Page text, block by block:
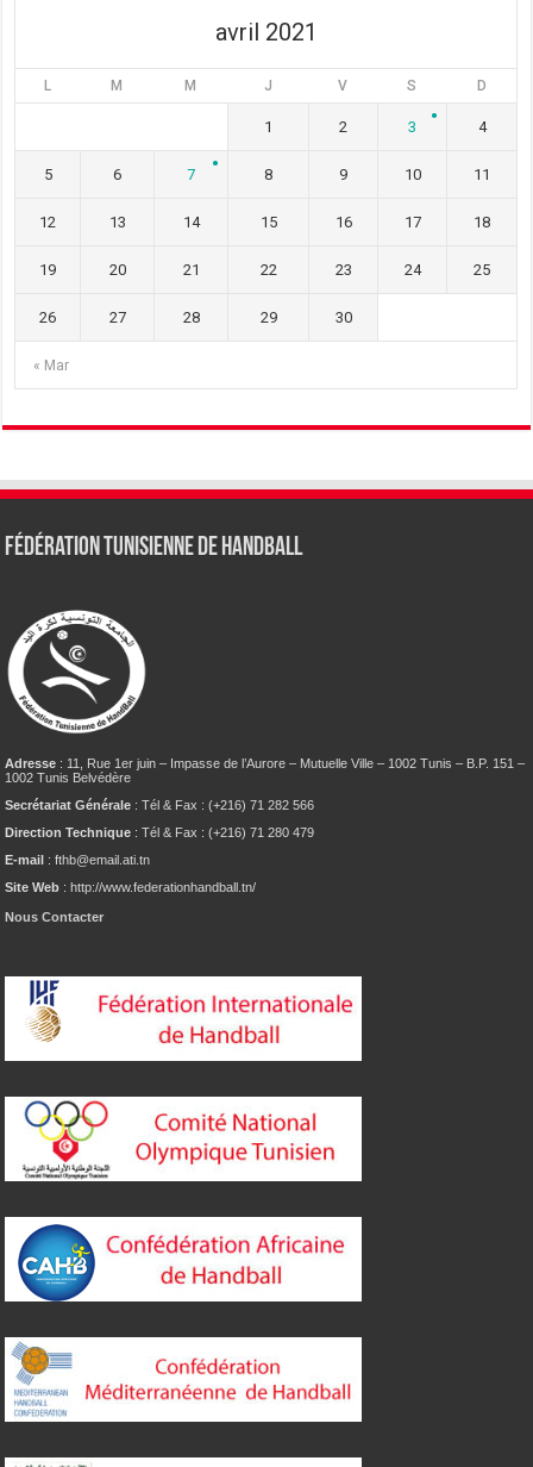
avril 2021
L M M J V S D
« Mar
1 2 3 4
5 6 7 8 9 10 11
12 13 14 15 16 17 18
19 20 21 22 23 24 25
26 27 28 29 30
Fédération tunisienne de Handball
Adresse : 11, Rue 1er juin – Impasse de l’Aurore – Mutuelle Ville – 1002 Tunis – B.P. 151 –
1002 Tunis Belvédère
Secrétariat Générale : Tél & Fax : (+216) 71 282 566
Direction Technique : Tél & Fax : (+216) 71 280 479
E-mail : fthb@email.ati.tn
Site Web : http://www.federationhandball.tn/
Nous Contacter